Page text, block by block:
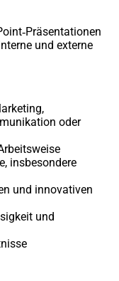
und externe
oder
insbesondere
und innovativen
und